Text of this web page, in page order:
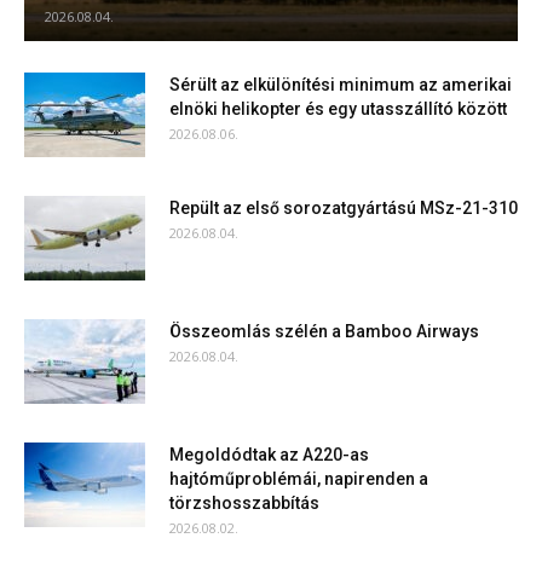
2026.08.04.
Sérült az elkülönítési minimum az amerikai
elnöki helikopter és egy utasszállító között
2026.08.06.
Repült az első sorozatgyártású MSz-21-310
2026.08.04.
Összeomlás szélén a Bamboo Airways
2026.08.04.
Megoldódtak az A220-as
hajtóműproblémái, napirenden a
törzshosszabbítás
2026.08.02.